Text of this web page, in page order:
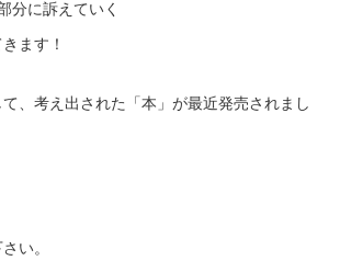
分に訴えていく
ます！
、考え出された「本」が最近発売されまし
い。